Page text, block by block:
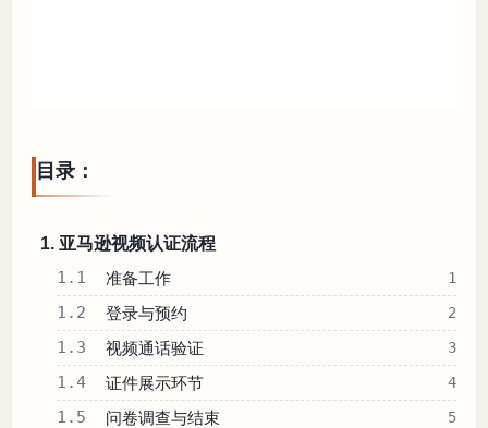
目录：
1. 亚马逊视频认证流程
1.1 准备工作 1
1.2 登录与预约 2
1.3 视频通话验证 3
1.4 证件展示环节 4
1.5 问卷调查与结束 5